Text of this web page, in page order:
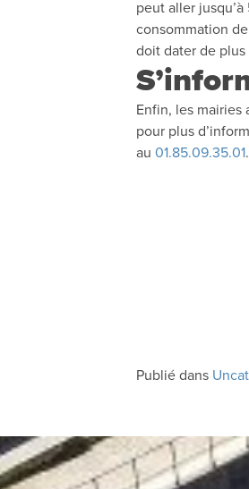
peut aller
consommation
doit dater de plus
Enfin, les
pour plus
au 01.85.09.35.01.
Publié dans